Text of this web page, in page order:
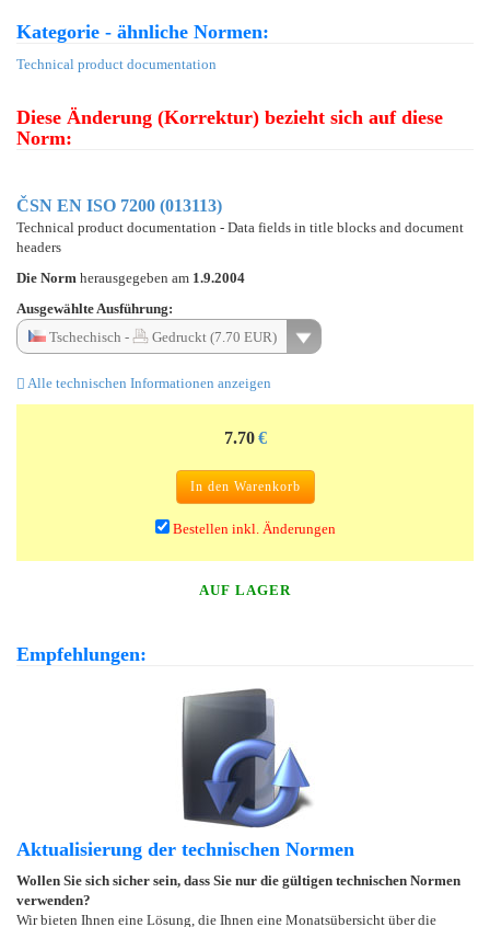
Kategorie - ähnliche Normen:
Technical product documentation
Diese Änderung (Korrektur) bezieht sich auf diese
Norm:
ČSN EN ISO 7200 (013113)
Technical product documentation - Data fields in title blocks and document
headers
Die Norm herausgegeben am 1.9.2004
Ausgewählte Ausführung:
Tschechisch -
Gedruckt (7.70 EUR)
Alle technischen Informationen anzeigen
7.70 €
In den Warenkorb
Bestellen inkl. Änderungen
AUF LAGER
Empfehlungen:
Aktualisierung der technischen Normen
Wollen Sie sich sicher sein, dass Sie nur die gültigen technischen Normen
verwenden?
Wir bieten Ihnen eine Lösung, die Ihnen eine Monatsübersicht über die